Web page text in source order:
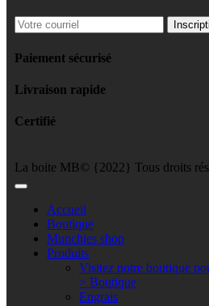
Paiement sécurisé
Livraison rapide
Certifié
La boite MB© {2022} Tous droits
Accueil
Boutique
Munchies shop
Produits
Visitez notre boutique
> Boutique
Engrais